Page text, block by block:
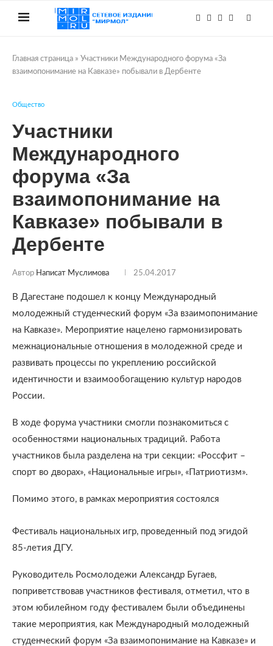
Главная страница » Участники Международного форума «За
взаимопонимание на Кавказе» побывали в Дербенте
Общество
Участники
Международного
форума «За
взаимопонимание на
Кавказе» побывали в
Дербенте
Автор Написат Муслимова 25.04.2017
В Дагестане подошел к концу Международный
молодежный студенческий форум «За взаимопонимание
на Кавказе». Мероприятие нацелено гармонизировать
межнациональные отношения в молодежной среде и
развивать процессы по укреплению российской
идентичности и взаимообогащению культур народов
России.
В ходе форума участники смогли познакомиться с
особенностями национальных традиций. Работа
участников была разделена на три секции: «Россфит –
спорт во дворах», «Национальные игры», «Патриотизм».
Помимо этого, в рамках мероприятия состоялся
Фестиваль национальных игр, проведенный под эгидой
85-летия ДГУ.
Руководитель Росмолодежи Александр Бугаев,
поприветствовав участников фестиваля, отметил, что в
этом юбилейном году фестивалем были объединены
такие мероприятия, как Международный молодежный
студенческий форум «За взаимопонимание на Кавказе» и